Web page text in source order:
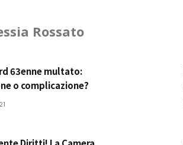
Rossato
63enne multato:
o complicazione?